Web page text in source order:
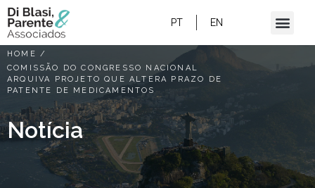
PT EN
HOME /
COMISSÃO DO CONGRESSO NACIONAL
ARQUIVA PROJETO QUE ALTERA PRAZO DE
PATENTE DE MEDICAMENTOS
Notícia